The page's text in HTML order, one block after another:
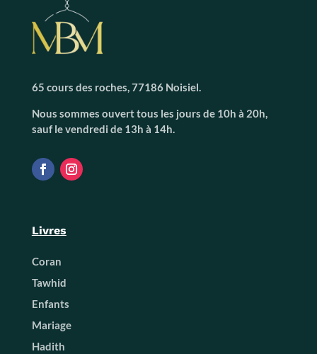
65 cours des roches, 77186 Noisiel.
Nous sommes ouvert tous les jours de 10h à 20h,
sauf le vendredi de 13h à 14h.
Livres
Coran
Tawhid
Enfants
Mariage
Hadith